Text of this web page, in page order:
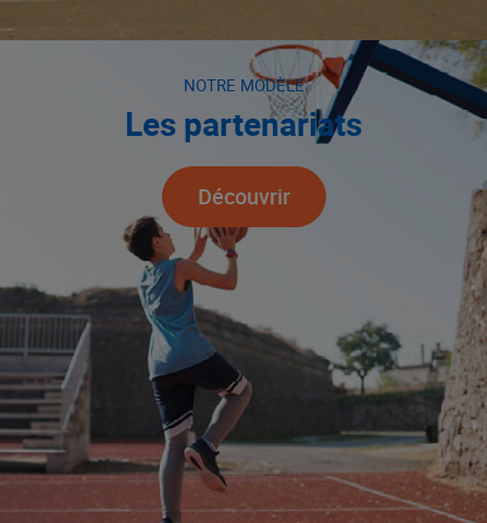
NOTRE MODÈLE
Les partenariats
Découvrir